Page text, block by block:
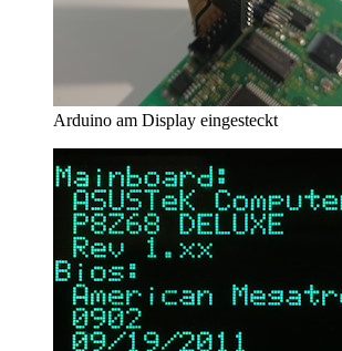
Arduino am Display eingesteckt